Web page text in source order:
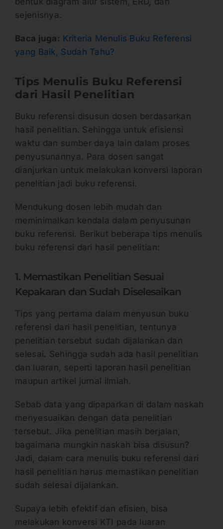
sejenisnya.
Baca juga: Kriteria Menulis Buku Referensi
yang Baik, Sudah Tahu?
Tips Menulis Buku Referensi
dari Hasil Penelitian
Buku referensi disusun dosen berdasarkan
hasil penelitian. Sehingga untuk efisiensi
waktu dan sumber daya lain dalam proses
penyusunannya. Para dosen sangat
dianjurkan untuk melakukan konversi laporan
penelitian jadi buku referensi.
Mendukung dosen lebih mudah dan
meminimalkan kendala dalam penyusunan
buku referensi. Berikut beberapa tips menulis
buku referensi dari hasil penelitian:
1. Memastikan Penelitian Sesuai
Kepakaran dan Sudah Diselesaikan
Tips yang pertama dalam menyusun buku
referensi dari hasil penelitian, tentunya
penelitian tersebut sudah dijalankan dan
selesai. Sehingga sudah ada hasil penelitian
dan luaran, seperti laporan hasil penelitian
maupun artikel jurnal ilmiah.
Sebab data yang dipaparkan di dalam naskah
menyesuaikan dengan data penelitian
tersebut. Jika penelitian masih berjalan,
bagaimana mungkin naskah bisa disusun?
Jadi, dalam cara menulis buku referensi dari
hasil penelitian harus memastikan penelitian
sudah selesai dijalankan.
Supaya lebih efektif dan efisien, bisa
melakukan konversi KTI pada luaran